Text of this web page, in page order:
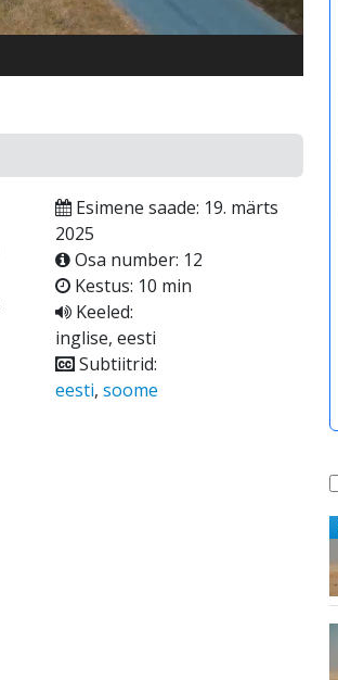
Esimene saade: 19. märts
2025
Osa number: 12
Kestus: 10 min
Keeled:
inglise, eesti
Subtiitrid:
eesti, soome